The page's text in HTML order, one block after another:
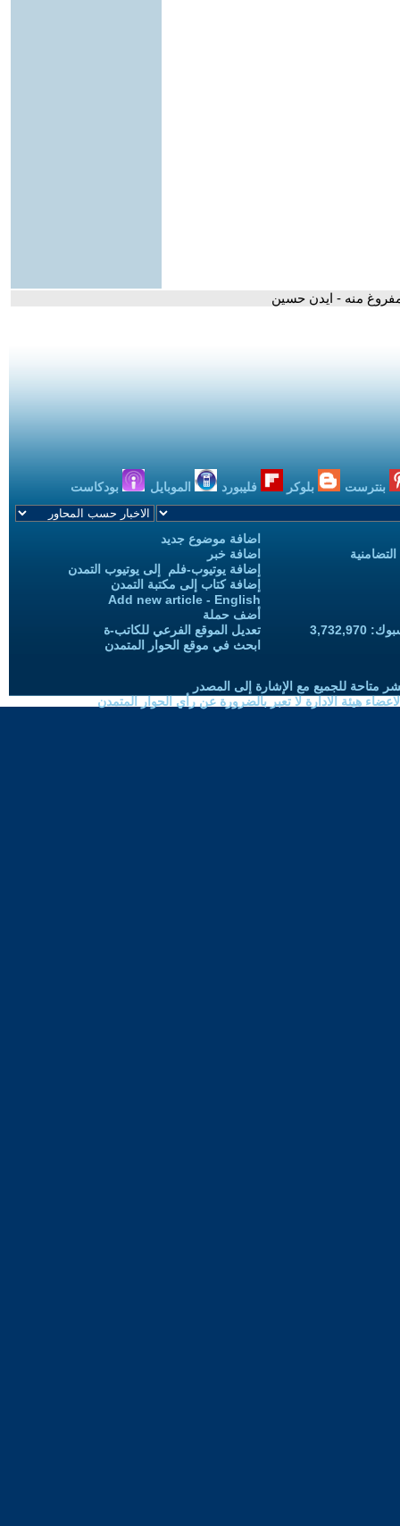
منه - ايدن حسين
بنترست بلوكر فليبورد الموبايل بودكاست
اضافة موضوع جديد
اضافة خبر
إضافة يوتيوب-فلم إلى يوتيوب التمدن
إضافة كتاب إلى مكتبة التمدن
Add new article - English
أضف حملة
تعديل الموقع الفرعي للكاتب-ة
ابحث في موقع الحوار المتمدن
متاحة للجميع مع الإشارة إلى المصدر
هيئة الادارة لا تعبر بالضرورة عن رأي الحوار المتمدن